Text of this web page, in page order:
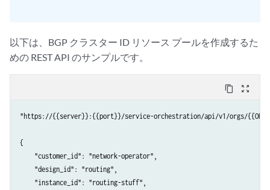
以下は、BGP クラスター ID リソース プールを作成するた
めの REST API のサンプルです。
content_copy zoom_out_map
"https://{{server}}:{{port}}/service-orchestration/api/v1/orgs/
{
    "customer_id": "network-operator",
    "design_id": "routing",
    "instance_id": "routing-stuff",